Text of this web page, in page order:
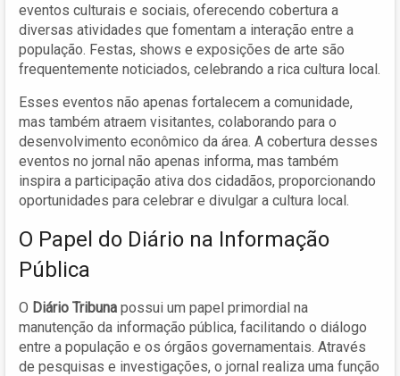
eventos culturais e sociais, oferecendo cobertura a
diversas atividades que fomentam a interação entre a
população. Festas, shows e exposições de arte são
frequentemente noticiados, celebrando a rica cultura local.
Esses eventos não apenas fortalecem a comunidade,
mas também atraem visitantes, colaborando para o
desenvolvimento econômico da área. A cobertura desses
eventos no jornal não apenas informa, mas também
inspira a participação ativa dos cidadãos, proporcionando
oportunidades para celebrar e divulgar a cultura local.
O Papel do Diário na Informação
Pública
O Diário Tribuna possui um papel primordial na
manutenção da informação pública, facilitando o diálogo
entre a população e os órgãos governamentais. Através
de pesquisas e investigações, o jornal realiza uma função